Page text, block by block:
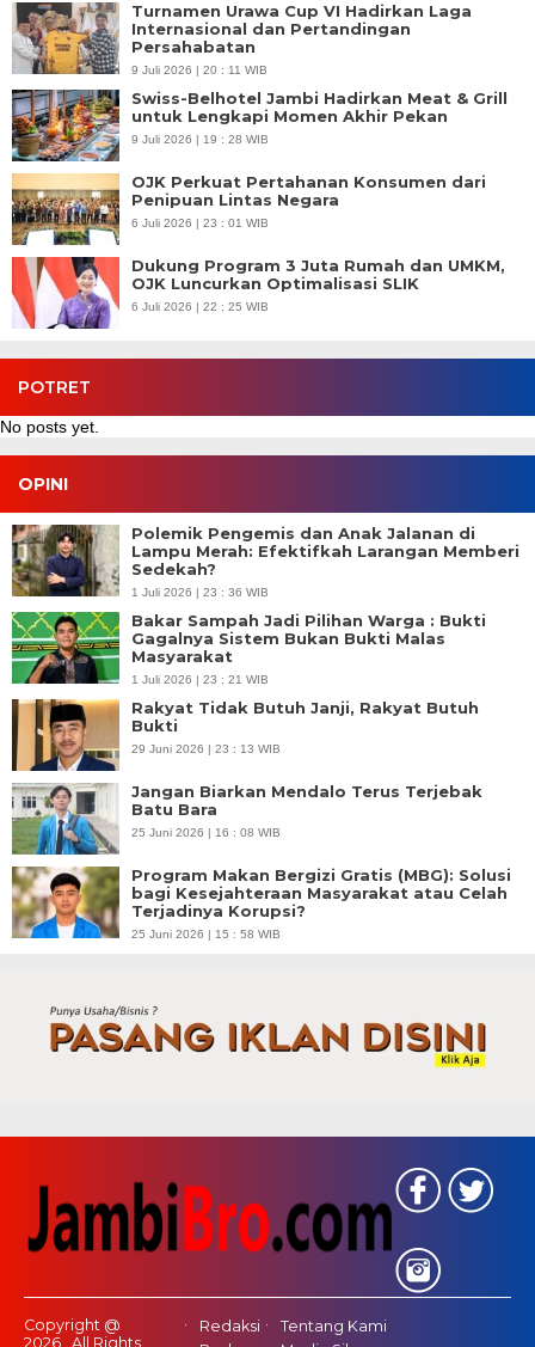
Turnamen Urawa Cup VI Hadirkan Laga
Internasional dan Pertandingan
Persahabatan
9 Juli 2026 | 20 : 11 WIB
Swiss-Belhotel Jambi Hadirkan Meat & Grill
untuk Lengkapi Momen Akhir Pekan
9 Juli 2026 | 19 : 28 WIB
OJK Perkuat Pertahanan Konsumen dari
Penipuan Lintas Negara
6 Juli 2026 | 23 : 01 WIB
Dukung Program 3 Juta Rumah dan UMKM,
OJK Luncurkan Optimalisasi SLIK
6 Juli 2026 | 22 : 25 WIB
POTRET
No posts yet.
OPINI
Polemik Pengemis dan Anak Jalanan di
Lampu Merah: Efektifkah Larangan Memberi
Sedekah?
1 Juli 2026 | 23 : 36 WIB
Bakar Sampah Jadi Pilihan Warga : Bukti
Gagalnya Sistem Bukan Bukti Malas
Masyarakat
1 Juli 2026 | 23 : 21 WIB
Rakyat Tidak Butuh Janji, Rakyat Butuh
Bukti
29 Juni 2026 | 23 : 13 WIB
Jangan Biarkan Mendalo Terus Terjebak
Batu Bara
25 Juni 2026 | 16 : 08 WIB
Program Makan Bergizi Gratis (MBG): Solusi
bagi Kesejahteraan Masyarakat atau Celah
Terjadinya Korupsi?
25 Juni 2026 | 15 : 58 WIB
Copyright @
2026 , All Rights
Redaksi
Tentang Kami